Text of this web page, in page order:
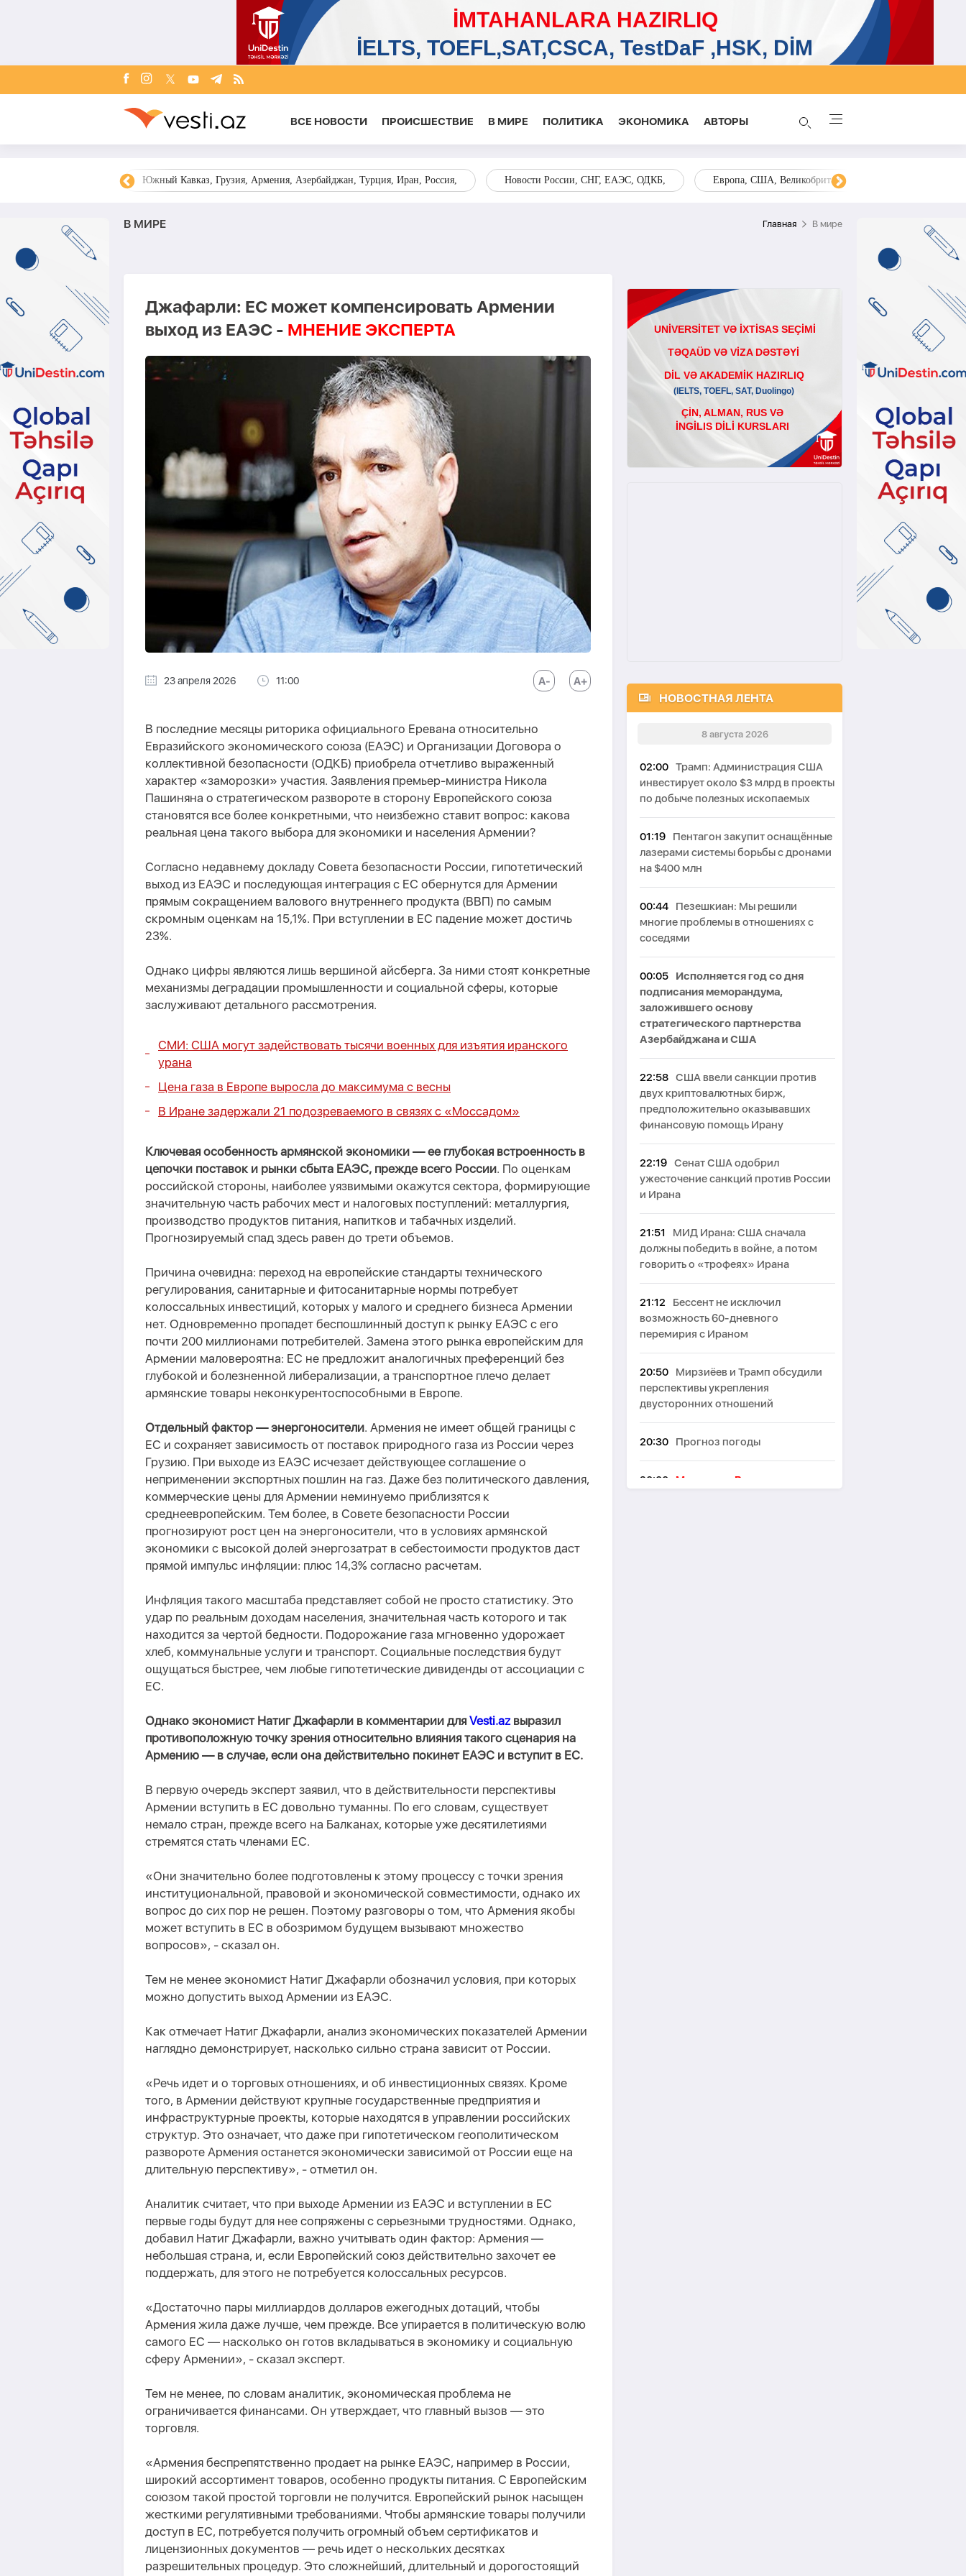
ВСЕ НОВОСТИ ПРОИСШЕСТВИЕ В МИРЕ ПОЛИТИКА ЭКОНОМИКА AВТОРЫ
Южный Кавказ, Грузия, Армения, Азербайджан, Турция, Иран, Россия, Новости России, СНГ, ЕАЭС, ОДКБ, Европа, США, Великобритания, Украина, Запад,
В МИРЕ Главная В мире
Джафарли: ЕС может компенсировать Армении
выход из ЕАЭС - МНЕНИЕ ЭКСПЕРТА
23 апреля 2026 11:00
В последние месяцы риторика официального Еревана относительно
Евразийского экономического союза (ЕАЭС) и Организации Договора о
коллективной безопасности (ОДКБ) приобрела отчетливо выраженный
характер «заморозки» участия. Заявления премьер-министра Никола
Пашиняна о стратегическом развороте в сторону Европейского союза
становятся все более конкретными, что неизбежно ставит вопрос: какова
реальная цена такого выбора для экономики и населения Армении?
Согласно недавнему докладу Совета безопасности России, гипотетический
выход из ЕАЭС и последующая интеграция с ЕС обернутся для Армении
прямым сокращением валового внутреннего продукта (ВВП) по самым
скромным оценкам на 15,1%. При вступлении в ЕС падение может достичь
23%.
Однако цифры являются лишь вершиной айсберга. За ними стоят конкретные
механизмы деградации промышленности и социальной сферы, которые
заслуживают детального рассмотрения.
СМИ: США могут задействовать тысячи военных для изъятия иранского
урана
Цена газа в Европе выросла до максимума с весны
В Иране задержали 21 подозреваемого в связях с «Моссадом»
Ключевая особенность армянской экономики — ее глубокая встроенность в
цепочки поставок и рынки сбыта ЕАЭС, прежде всего России. По оценкам
российской стороны, наиболее уязвимыми окажутся сектора, формирующие
значительную часть рабочих мест и налоговых поступлений: металлургия,
производство продуктов питания, напитков и табачных изделий.
Прогнозируемый спад здесь равен до трети объемов.
Причина очевидна: переход на европейские стандарты технического
регулирования, санитарные и фитосанитарные нормы потребует
колоссальных инвестиций, которых у малого и среднего бизнеса Армении
нет. Одновременно пропадет беспошлинный доступ к рынку ЕАЭС с его
почти 200 миллионами потребителей. Замена этого рынка европейским для
Армении маловероятна: ЕС не предложит аналогичных преференций без
глубокой и болезненной либерализации, а транспортное плечо делает
армянские товары неконкурентоспособными в Европе.
Отдельный фактор — энергоносители. Армения не имеет общей границы с
ЕС и сохраняет зависимость от поставок природного газа из России через
Грузию. При выходе из ЕАЭС исчезает действующее соглашение о
неприменении экспортных пошлин на газ. Даже без политического давления,
коммерческие цены для Армении неминуемо приблизятся к
среднеевропейским. Тем более, в Совете безопасности России
прогнозируют рост цен на энергоносители, что в условиях армянской
экономики с высокой долей энергозатрат в себестоимости продуктов даст
прямой импульс инфляции: плюс 14,3% согласно расчетам.
Инфляция такого масштаба представляет собой не просто статистику. Это
удар по реальным доходам населения, значительная часть которого и так
находится за чертой бедности. Подорожание газа мгновенно удорожает
хлеб, коммунальные услуги и транспорт. Социальные последствия будут
ощущаться быстрее, чем любые гипотетические дивиденды от ассоциации с
ЕС.
Однако экономист Натиг Джафарли в комментарии для Vesti.azвыразил
противоположную точку зрения относительно влияния такого сценария на
Армению — в случае, если она действительно покинет ЕАЭС и вступит в ЕС.
В первую очередь эксперт заявил, что в действительности перспективы
Армении вступить в ЕС довольно туманны. По его словам, существует
немало стран, прежде всего на Балканах, которые уже десятилетиями
стремятся стать членами ЕС.
«Они значительно более подготовлены к этому процессу с точки зрения
институциональной, правовой и экономической совместимости, однако их
вопрос до сих пор не решен. Поэтому разговоры о том, что Армения якобы
может вступить в ЕС в обозримом будущем вызывают множество
вопросов», - сказал он.
Тем не менее экономист Натиг Джафарли обозначил условия, при которых
можно допустить выход Армении из ЕАЭС.
Как отмечает Натиг Джафарли, анализ экономических показателей Армении
наглядно демонстрирует, насколько сильно страна зависит от России.
«Речь идет и о торговых отношениях, и об инвестиционных связях. Кроме
того, в Армении действуют крупные государственные предприятия и
инфраструктурные проекты, которые находятся в управлении российских
структур. Это означает, что даже при гипотетическом геополитическом
развороте Армения останется экономически зависимой от России еще на
длительную перспективу», - отметил он.
Аналитик считает, что при выходе Армении из ЕАЭС и вступлении в ЕС
первые годы будут для нее сопряжены с серьезными трудностями. Однако,
добавил Натиг Джафарли, важно учитывать один фактор: Армения —
небольшая страна, и, если Европейский союз действительно захочет ее
поддержать, для этого не потребуется колоссальных ресурсов.
«Достаточно пары миллиардов долларов ежегодных дотаций, чтобы
Армения жила даже лучше, чем прежде. Все упирается в политическую волю
самого ЕС — насколько он готов вкладываться в экономику и социальную
сферу Армении», - сказал эксперт.
Тем не менее, по словам аналитик, экономическая проблема не
ограничивается финансами. Он утверждает, что главный вызов — это
торговля.
«Армения беспрепятственно продает на рынке ЕАЭС, например в России,
широкий ассортимент товаров, особенно продукты питания. С Европейским
союзом такой простой торговли не получится. Европейский рынок насыщен
жесткими регулятивными требованиями. Чтобы армянские товары получили
доступ в ЕС, потребуется получить огромный объем сертификатов и
лицензионных документов — речь идет о нескольких десятках
разрешительных процедур. Это сложнейший, длительный и дорогостоящий
НОВОСТНАЯ ЛЕНТА
8 августа 2026
02:00 Трамп: Администрация США
инвестирует около $3 млрд в проекты
по добыче полезных ископаемых
01:19
Пентагон закупит оснащённые
лазерами системы борьбы с дронами
на $400 млн
00:44
Пезешкиан: Мы решили
многие проблемы в отношениях с
соседями
00:05
Исполняется год со дня
подписания меморандума,
заложившего основу
стратегического партнерства
Азербайджана и США
22:58 США ввели санкции против
двух криптовалютных бирж,
предположительно оказывавших
финансовую помощь Ирану
22:19 Сенат США одобрил
ужесточение санкций против России
и Ирана
21:51
МИД Ирана: США сначала
должны победить в войне, а потом
говорить о «трофеях» Ирана
21:12
Бессент не исключил
возможность 60-дневного
перемирия с Ираном
20:50
Мирзиёев и Трамп обсудили
перспективы укрепления
двусторонних отношений
20:30 Прогноз погоды
20:00
Мир после Вашингтона: